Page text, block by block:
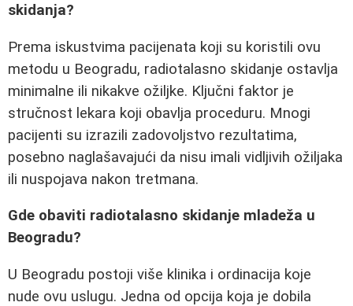
skidanja?
Prema iskustvima pacijenata koji su koristili ovu
metodu u Beogradu, radiotalasno skidanje ostavlja
minimalne ili nikakve ožiljke. Ključni faktor je
stručnost lekara koji obavlja proceduru. Mnogi
pacijenti su izrazili zadovoljstvo rezultatima,
posebno naglašavajući da nisu imali vidljivih ožiljaka
ili nuspojava nakon tretmana.
Gde obaviti radiotalasno skidanje mladeža u
Beogradu?
U Beogradu postoji više klinika i ordinacija koje
nude ovu uslugu. Jedna od opcija koja je dobila